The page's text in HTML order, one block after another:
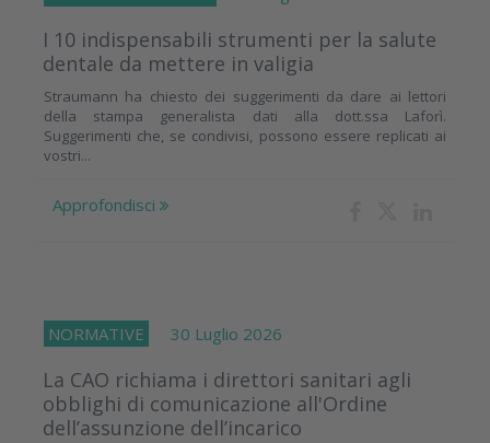
I 10 indispensabili strumenti per la salute
dentale da mettere in valigia
Straumann ha chiesto dei suggerimenti da dare ai lettori
della stampa generalista dati alla dott.ssa Laforì.
Suggerimenti che, se condivisi, possono essere replicati ai
vostri...
Approfondisci
NORMATIVE 30 Luglio 2026
La CAO richiama i direttori sanitari agli
obblighi di comunicazione all'Ordine
dell’assunzione dell’incarico